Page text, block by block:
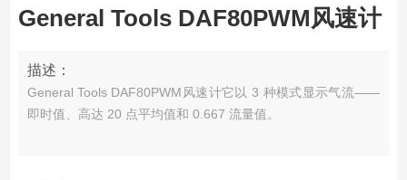
General Tools DAF80PWM风速计
描述：
General Tools DAF80PWM风速计它以 3 种模式显示气流——
即时值、高达 20 点平均值和 0.667 流量值。